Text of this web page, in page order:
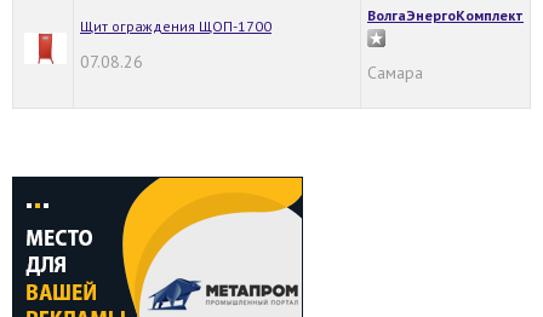
Щит ограждения ЩОП-1700
07.08.26
ВолгаЭнергоКомплект
Самара